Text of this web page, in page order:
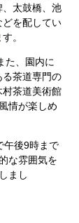
、太鼓橋、池
どを配してい
す。
た、園内に
る茶道専門の
村茶道美術館
情が楽しめ
午後9時まで
な雰囲気を
まし